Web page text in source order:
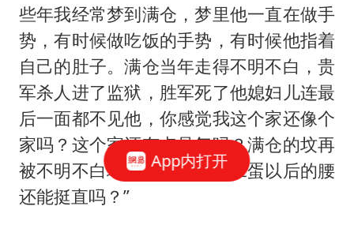
些年我经常梦到满仓，梦里他一直在做手
势，有时候做吃饭的手势，有时候他指着
自己的肚子。满仓当年走得不明不白，贵
军杀人进了监狱，胜军死了他媳妇儿连最
后一面都不见他，你感觉我这个家还像个
家吗？这个家还有点骨气吗？满仓的坟再
被不明不白地动了，大蛋、二蛋以后的腰
还能挺直吗？”
App内打开